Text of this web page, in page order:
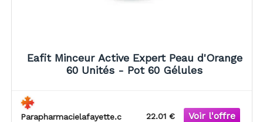
Eafit Minceur Active Expert Peau d'Orange
60 Unités - Pot 60 Gélules
Parapharmacielafayette.c
22.01 €